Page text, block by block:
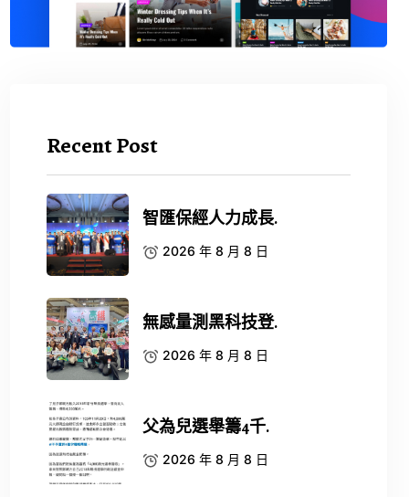
Recent Post
智匯保經人力成長.
2026 年 8 月 8 日
無感量測黑科技登.
2026 年 8 月 8 日
父為兒選舉籌4千.
2026 年 8 月 8 日